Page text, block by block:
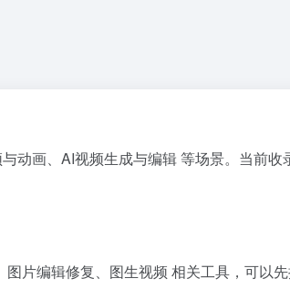
动画、AI视频生成与编辑 等场景。当前
片编辑修复、图生视频 相关工具，可以